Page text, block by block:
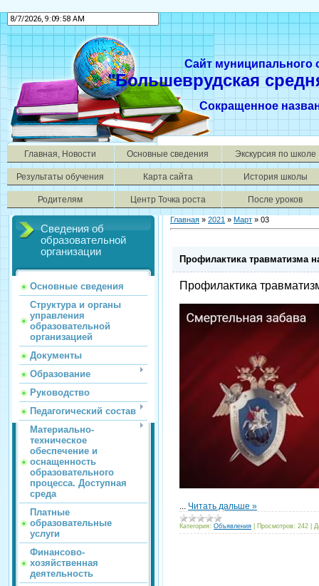
Сайт муниципального
"Большеврудская
Сокращенное
Главная, Новости Основные сведения Экскурсия по школе
Результаты обучения Карта сайта История школы
Родителям Центр Точка роста После уроков
Сведения об
образовательной
организации
Основные сведения
Структура и органы
управления
образовательной
организацией
Документы
Образование
Руководство
Педагогический состав
Материально-
техническое
обеспечение и
оснащенность
образовательного
процесса. Доступная
среда
Платные
образовательные
услуги
Финансово-
хозяйственная
деятельность
Главная » 2021 » Март » 03
Профилактика травматизма
Профилактика
Читать дальше »
Категория: Объявления Просмотров: 242